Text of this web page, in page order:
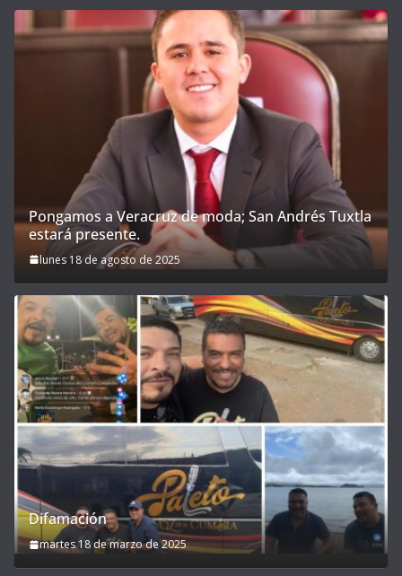
Pongamos a Veracruz de moda; San Andrés Tuxtla
estará presente.
lunes 18 de agosto de 2025
Difamación
martes 18 de marzo de 2025